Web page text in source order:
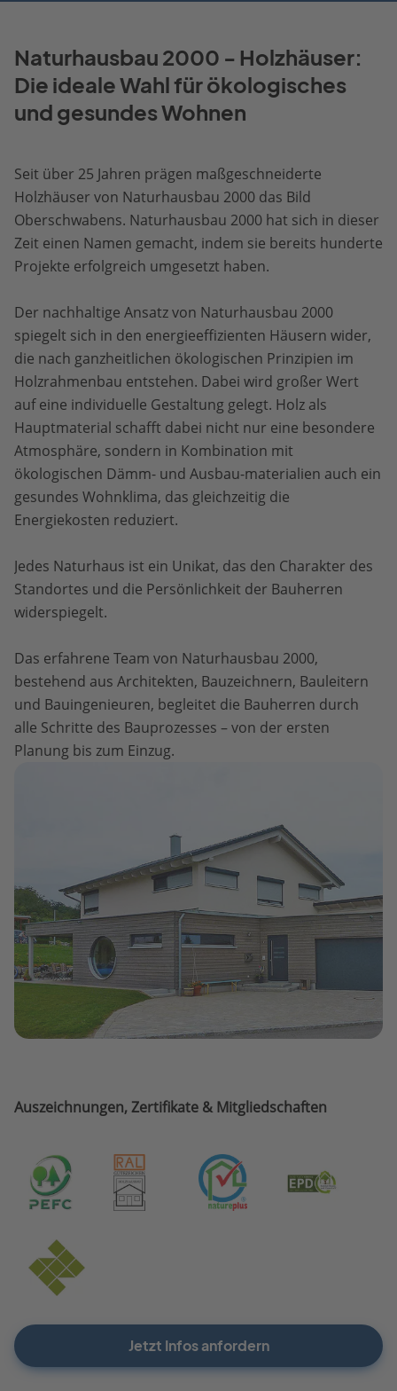
Naturhausbau 2000 - Holzhäuser:
Die ideale Wahl für ökologisches
und gesundes Wohnen
Seit über 25 Jahren prägen maßgeschneiderte
Holzhäuser von Naturhausbau 2000 das Bild
Oberschwabens. Naturhausbau 2000 hat sich in dieser
Zeit einen Namen gemacht, indem sie bereits hunderte
Projekte erfolgreich umgesetzt haben.
Der nachhaltige Ansatz von Naturhausbau 2000
spiegelt sich in den energieeffizienten Häusern wider,
die nach ganzheitlichen ökologischen Prinzipien im
Holzrahmenbau entstehen. Dabei wird großer Wert
auf eine individuelle Gestaltung gelegt. Holz als
Hauptmaterial schafft dabei nicht nur eine besondere
Atmosphäre, sondern in Kombination mit
ökologischen Dämm- und Ausbau-materialien auch ein
gesundes Wohnklima, das gleichzeitig die
Energiekosten reduziert.
Jedes Naturhaus ist ein Unikat, das den Charakter des
Standortes und die Persönlichkeit der Bauherren
widerspiegelt.
Das erfahrene Team von Naturhausbau 2000,
bestehend aus Architekten, Bauzeichnern, Bauleitern
und Bauingenieuren, begleitet die Bauherren durch
alle Schritte des Bauprozesses – von der ersten
Planung bis zum Einzug.
Auszeichnungen, Zertifikate & Mitgliedschaften
Jetzt Infos anfordern